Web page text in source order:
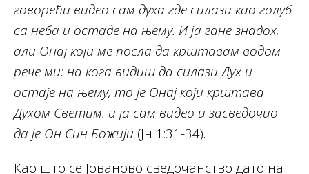
говорећи видео сам духа где силази као голуб
са неба и остаде на њему. И ја гане знадох,
али Онај који ме посла да крштавам водом
рече ми: на кога видиш да силази Дух и
остаје на њему, то је Онај који крштава
Духом Светим. и ја сам видео и засведочио
да је Он Син Божији (Јн 1:31-34).
Као што се Јованово сведочанство дато на